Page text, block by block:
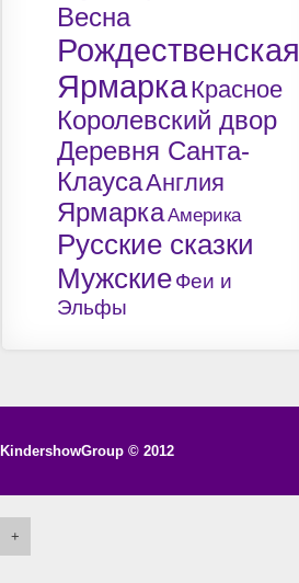
Весна
Рождественская
ЯрмаркаКрасное
Королевский двор
Деревня Санта-
КлаусаАнглия
ЯрмаркаАмерика
Русские сказки
МужскиеФеи и
Эльфы
KindershowGroup © 2012
+